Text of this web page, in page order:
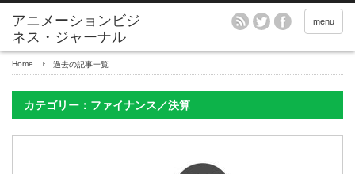
アニメーションビジ
ネス・ジャーナル
menu
Home 過去の記事一覧
カテゴリー：ファイナンス／決算